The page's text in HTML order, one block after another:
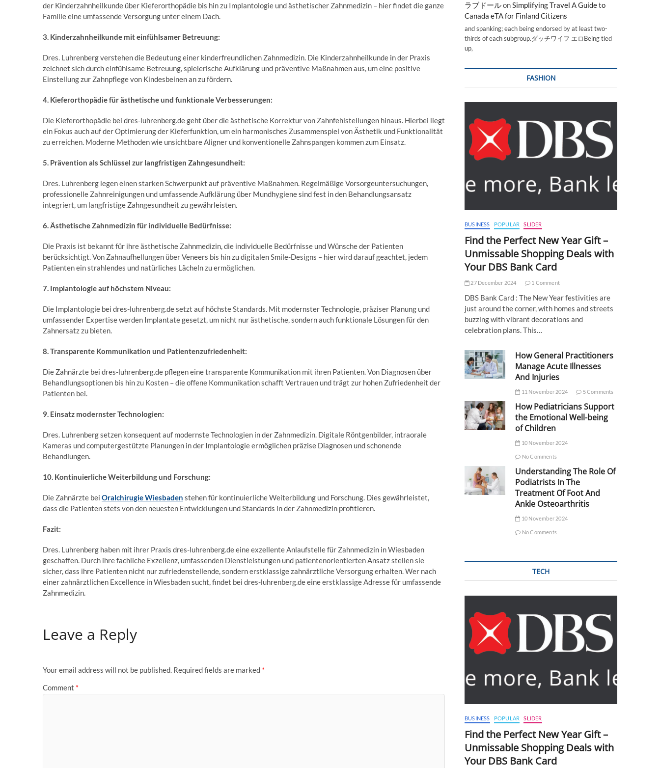
der Kinderzahnheilkunde über Kieferorthopädie bis hin zu Implantologie und ästhetischer Zahnmedizin – hier findet die ganze
Familie eine umfassende Versorgung unter einem Dach.
3. Kinderzahnheilkunde mit einfühlsamer Betreuung:
Dres. Luhrenberg verstehen die Bedeutung einer kinderfreundlichen Zahnmedizin. Die Kinderzahnheilkunde in der Praxis
zeichnet sich durch einfühlsame Betreuung, spielerische Aufklärung und präventive Maßnahmen aus, um eine positive
Einstellung zur Zahnpflege von Kindesbeinen an zu fördern.
4. Kieferorthopädie für ästhetische und funktionale Verbesserungen:
Die Kieferorthopädie bei dres-luhrenberg.de geht über die ästhetische Korrektur von Zahnfehlstellungen hinaus. Hierbei liegt
ein Fokus auch auf der Optimierung der Kieferfunktion, um ein harmonisches Zusammenspiel von Ästhetik und Funktionalität
zu erreichen. Moderne Methoden wie unsichtbare Aligner und konventionelle Zahnspangen kommen zum Einsatz.
5. Prävention als Schlüssel zur langfristigen Zahngesundheit:
Dres. Luhrenberg legen einen starken Schwerpunkt auf präventive Maßnahmen. Regelmäßige Vorsorgeuntersuchungen,
professionelle Zahnreinigungen und umfassende Aufklärung über Mundhygiene sind fest in den Behandlungsansatz
integriert, um langfristige Zahngesundheit zu gewährleisten.
6. Ästhetische Zahnmedizin für individuelle Bedürfnisse:
Die Praxis ist bekannt für ihre ästhetische Zahnmedizin, die individuelle Bedürfnisse und Wünsche der Patienten
berücksichtigt. Von Zahnaufhellungen über Veneers bis hin zu digitalen Smile-Designs – hier wird darauf geachtet, jedem
Patienten ein strahlendes und natürliches Lächeln zu ermöglichen.
7. Implantologie auf höchstem Niveau:
Die Implantologie bei dres-luhrenberg.de setzt auf höchste Standards. Mit modernster Technologie, präziser Planung und
umfassender Expertise werden Implantate gesetzt, um nicht nur ästhetische, sondern auch funktionale Lösungen für den
Zahnersatz zu bieten.
8. Transparente Kommunikation und Patientenzufriedenheit:
Die Zahnärzte bei dres-luhrenberg.de pflegen eine transparente Kommunikation mit ihren Patienten. Von Diagnosen über
Behandlungsoptionen bis hin zu Kosten – die offene Kommunikation schafft Vertrauen und trägt zur hohen Zufriedenheit der
Patienten bei.
9. Einsatz modernster Technologien:
Dres. Luhrenberg setzen konsequent auf modernste Technologien in der Zahnmedizin. Digitale Röntgenbilder, intraorale
Kameras und computergestützte Planungen in der Implantologie ermöglichen präzise Diagnosen und schonende
Behandlungen.
10. Kontinuierliche Weiterbildung und Forschung:
Die Zahnärzte bei Oralchirugie Wiesbaden stehen für kontinuierliche Weiterbildung und Forschung. Dies gewährleistet,
dass die Patienten stets von den neuesten Entwicklungen und Standards in der Zahnmedizin profitieren.
Fazit:
Dres. Luhrenberg haben mit ihrer Praxis dres-luhrenberg.de eine exzellente Anlaufstelle für Zahnmedizin in Wiesbaden
geschaffen. Durch ihre fachliche Exzellenz, umfassenden Dienstleistungen und patientenorientierten Ansatz stellen sie
sicher, dass ihre Patienten nicht nur zufriedenstellende, sondern erstklassige zahnärztliche Versorgung erhalten. Wer nach
einer zahnärztlichen Excellence in Wiesbaden sucht, findet bei dres-luhrenberg.de eine erstklassige Adresse für umfassende
Zahnmedizin.
Leave a Reply
Your email address will not be published. Required fields are marked *
Comment *
ラブドールonSimplifying Travel A Guide to
Canada eTA for Finland Citizens
and spanking; each being endorsed by at least two-
thirds of each subgroup.ダッチワイフ エロBeing tied
up,
FASHION
BUSINESS POPULAR SLIDER
Find the Perfect New Year Gift –
Unmissable Shopping Deals with
Your DBS Bank Card
27 December 2024 1 Comment
DBS Bank Card : The New Year festivities are
just around the corner, with homes and streets
buzzing with vibrant decorations and
celebration plans. This…
How General Practitioners
Manage Acute Illnesses
And Injuries
11 November 2024 5 Comments
How Pediatricians Support
the Emotional Well-being
of Children
10 November 2024
No Comments
Understanding The Role Of
Podiatrists In The
Treatment Of Foot And
Ankle Osteoarthritis
10 November 2024
No Comments
TECH
BUSINESS POPULAR SLIDER
Find the Perfect New Year Gift –
Unmissable Shopping Deals with
Your DBS Bank Card